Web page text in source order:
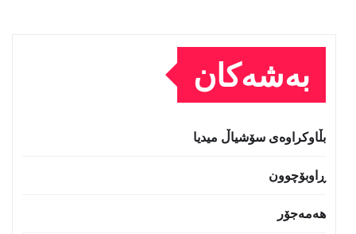
بەشەکان
بڵاوکراوەی سۆشیاڵ میدیا
ڕاوبۆچوون
هەمەجۆر